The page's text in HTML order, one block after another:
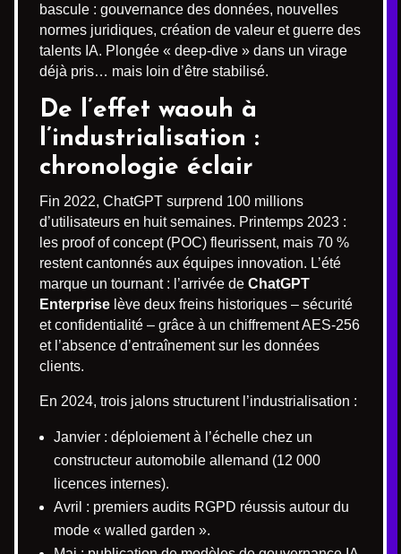
bascule : gouvernance des données, nouvelles
normes juridiques, création de valeur et guerre des
talents IA. Plongée « deep-dive » dans un virage
déjà pris… mais loin d’être stabilisé.
De l’effet waouh à
l’industrialisation :
chronologie éclair
Fin 2022, ChatGPT surprend 100 millions
d’utilisateurs en huit semaines. Printemps 2023 :
les proof of concept (POC) fleurissent, mais 70 %
restent cantonnés aux équipes innovation. L’été
marque un tournant : l’arrivée de ChatGPT
Enterprise lève deux freins historiques – sécurité
et confidentialité – grâce à un chiffrement AES-256
et l’absence d’entraînement sur les données
clients.
En 2024, trois jalons structurent l’industrialisation :
Janvier : déploiement à l’échelle chez un
constructeur automobile allemand (12 000
licences internes).
Avril : premiers audits RGPD réussis autour du
mode « walled garden ».